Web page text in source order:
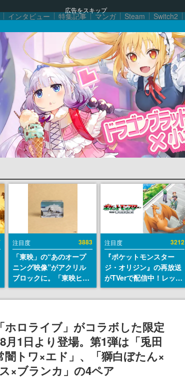
広告をスキップ
インタビュー 特集記事 マンガ Steam Switch2
注目度 3883
「東映」の“あのオープ
ニング映像”がアクリル
ブロックに。「東映ヒス
トリカル グッズコレクシ
ョン」が8月下旬より発
注目度 3212
『ポケットモンスター
ジ・オリジン』の再放送
がTVerで配信中！レッド
（CV：竹内順子）が主人
公のオリジナルアニメ
ホロライブ」がコラボした限定
1日より登場。第1弾は「兎田
トワ×エド」、「獅白ぼたん×
×ブランカ」の4ペア